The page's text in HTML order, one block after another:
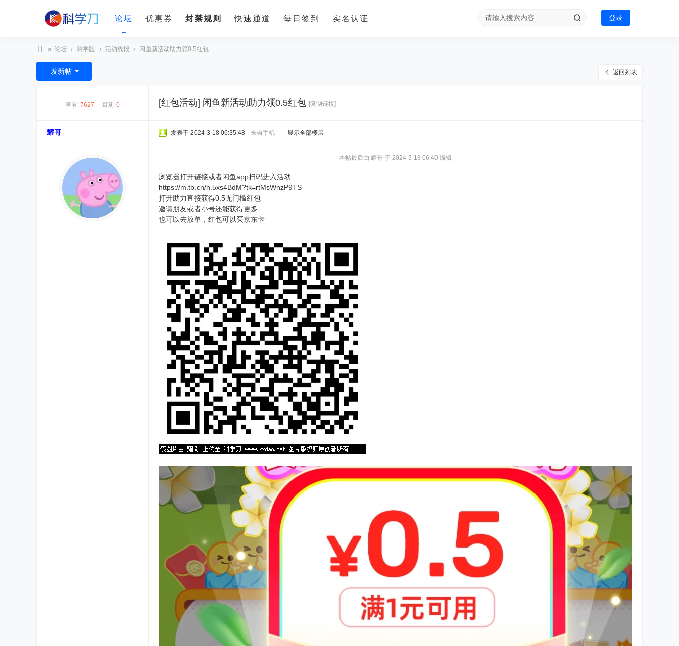
论坛 优惠券 封禁规则 快速通道 每日签到 实名认证 登录
科
学
» 论坛 › 科学区 › 活动线报 › 闲鱼新活动助力领0.5红包
返回列表
发新帖
查看: 7627 回复: 0 [红包活动] 闲鱼新活动助力领0.5红包 [复制链接]
耀哥 发表于 2024-3-18 06:35:48 来自手机 显示全部楼层
本帖最后由 耀哥 于 2024-3-18 06:40 编辑
浏览器打开链接或者闲鱼app扫码进入活动
https://m.tb.cn/h.5xs4BdM?tk=rtMsWnzP9TS
打开助力直接获得0.5无门槛红包
邀请朋友或者小号还能获得更多
也可以去放单，红包可以买京东卡